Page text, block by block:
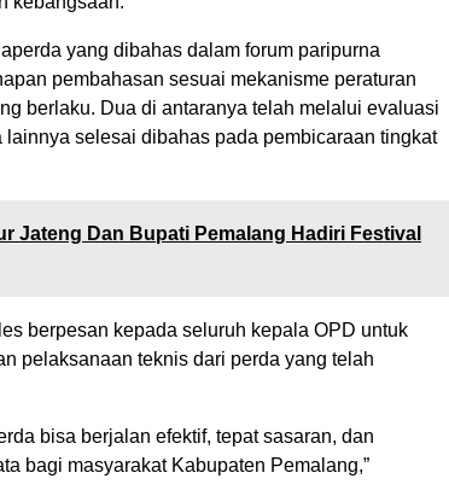
yang dibahas dalam forum paripurna
pembahasan sesuai mekanisme peraturan
berlaku. Dua di antaranya telah melalui evaluasi
lainnya selesai dibahas pada pembicaraan tingkat
Jateng Dan Bupati Pemalang Hadiri Festival
berpesan kepada seluruh kepala OPD untuk
pelaksanaan teknis dari perda yang telah
bisa berjalan efektif, tepat sasaran, dan
bagi masyarakat Kabupaten Pemalang,”